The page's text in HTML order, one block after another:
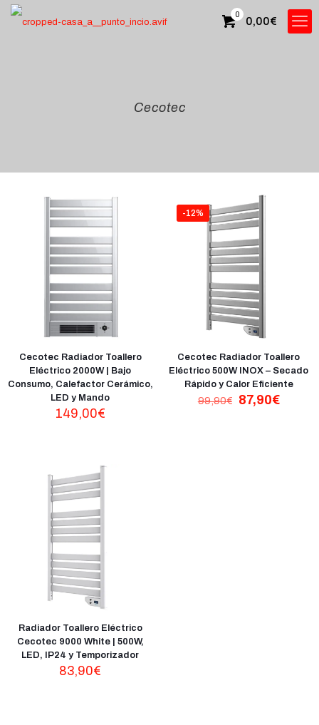
0
0,00€
Cecotec
Cecotec Radiador Toallero
Eléctrico 2000W | Bajo
Consumo, Calefactor Cerámico,
LED y Mando
149,00€
-12%
Cecotec Radiador Toallero
Eléctrico 500W INOX – Secado
Rápido y Calor Eficiente
99,90€
El
87,90€El
Radiador Toallero Eléctrico
Cecotec 9000 White | 500W,
LED, IP24 y Temporizador
83,90€